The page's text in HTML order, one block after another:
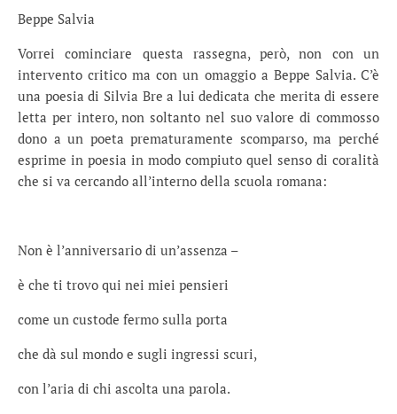
Beppe Salvia
Vorrei cominciare questa rassegna, però, non con un
intervento critico ma con un omaggio a Beppe Salvia. C’è
una poesia di Silvia Bre a lui dedicata che merita di essere
letta per intero, non soltanto nel suo valore di commosso
dono a un poeta prematuramente scomparso, ma perché
esprime in poesia in modo compiuto quel senso di coralità
che si va cercando all’interno della scuola romana:
Non è l’anniversario di un’assenza –
è che ti trovo qui nei miei pensieri
come un custode fermo sulla porta
che dà sul mondo e sugli ingressi scuri,
con l’aria di chi ascolta una parola.